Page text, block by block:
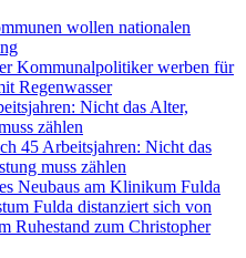
wollen nationalen
Kommunalpolitiker werben für
Regenwasser
Nicht das Alter,
zählen
45 Arbeitsjahren: Nicht das
muss zählen
Neubaus am Klinikum Fulda
Fulda distanziert sich von
Ruhestand zum Christopher